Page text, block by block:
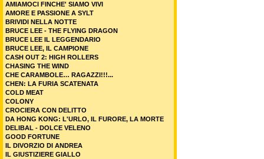
AMIAMOCI FINCHE' SIAMO VIVI
AMORE E PASSIONE A SYLT
BRIVIDI NELLA NOTTE
BRUCE LEE - THE FLYING DRAGON
BRUCE LEE IL LEGGENDARIO
BRUCE LEE, IL CAMPIONE
CASH OUT 2: HIGH ROLLERS
CHASING THE WIND
CHE CARAMBOLE… RAGAZZI!!!...
CHEN: LA FURIA SCATENATA
COLD MEAT
COLONY
CROCIERA CON DELITTO
DA HONG KONG: L'URLO, IL FURORE, LA MORTE
DELIBAL - DOLCE VELENO
GOOD FORTUNE
IL DIVORZIO DI ANDREA
IL GIUSTIZIERE GIALLO